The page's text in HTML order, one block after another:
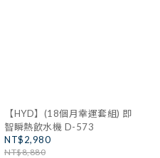
【HYD】(18個月幸運套組) 即
智瞬熱飲水機 D-573
NT$2,980
NT$8,880